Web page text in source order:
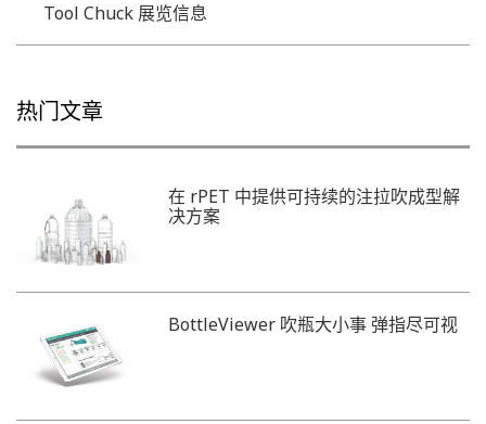
Tool Chuck 展览信息
热门文章
在 rPET 中提供可持续的注拉吹成型解
决方案
BottleViewer 吹瓶大小事 弹指尽可视